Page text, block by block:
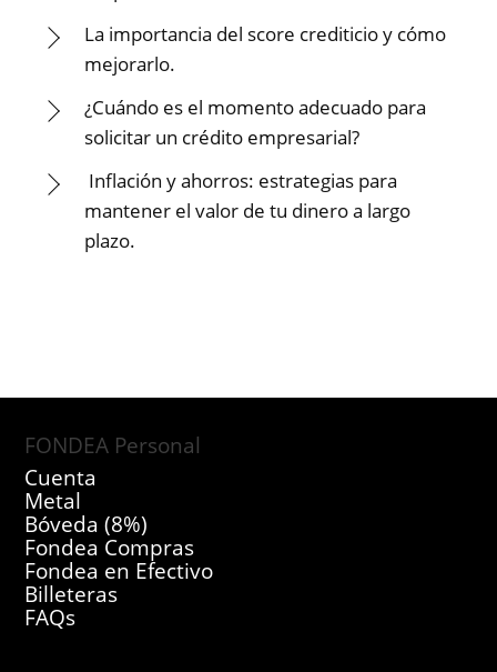
La importancia del score crediticio y cómo
mejorarlo.
¿Cuándo es el momento adecuado para
solicitar un crédito empresarial?
Inflación y ahorros: estrategias para
mantener el valor de tu dinero a largo
plazo.
FONDEA Personal
Cuenta
Metal
Bóveda (8%)
Fondea Compras
Fondea en Efectivo
Billeteras
FAQs